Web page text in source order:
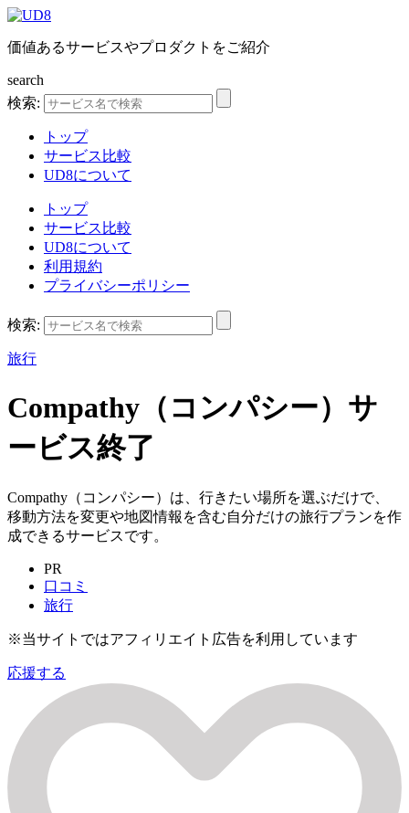
価値あるサービスやプロダクトをご紹介
search
検索:
トップ
サービス比較
UD8について
トップ
サービス比較
UD8について
利用規約
プライバシーポリシー
検索:
旅行
Compathy（コンパシー） サ
ービス終了
Compathy（コンパシー）は、行きたい場所を選ぶだけで、
移動方法を変更や地図情報を含む自分だけの旅行プランを作
成できるサービスです。
PR
口コミ
旅行
※当サイトではアフィリエイト広告を利用しています
応援する